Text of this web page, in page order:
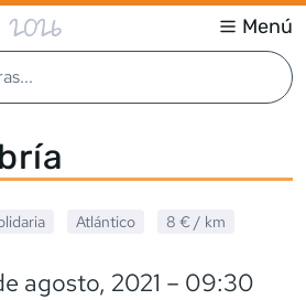
Menú
Atlántico 8 € / km
agosto, 2021 – 09:30